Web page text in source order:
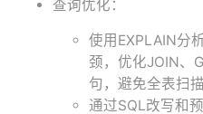
查询优化：
使用EXPLAIN分
颈，优化JOIN、
句，避免全表扫描
通过SQL改写和